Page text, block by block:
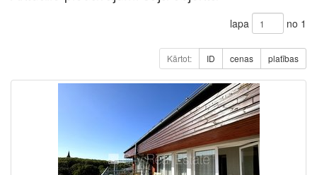
lapa no 1
Kārtot: ID cenas platības